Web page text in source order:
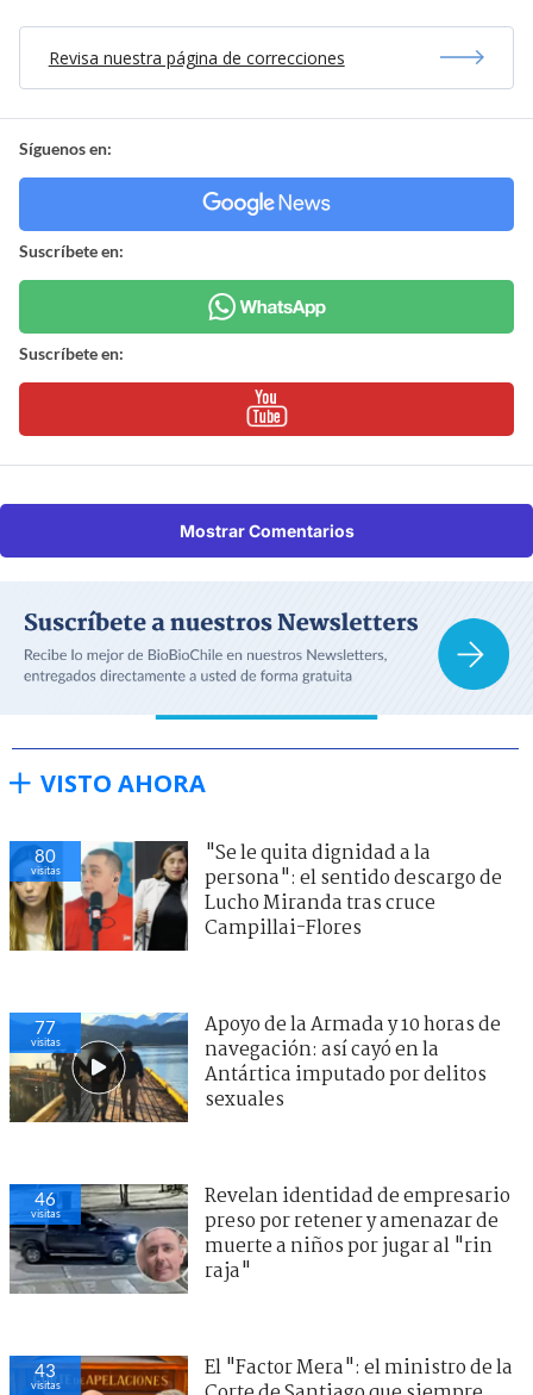
Revisa nuestra página de correcciones
Síguenos en:
Suscríbete en:
Suscríbete en:
Mostrar Comentarios
VISTO AHORA
80
visitas
"Se le quita dignidad a la
persona": el sentido descargo de
Lucho Miranda tras cruce
Campillai-Flores
77
visitas
Apoyo de la Armada y 10 horas de
navegación: así cayó en la
Antártica imputado por delitos
sexuales
46
visitas
Revelan identidad de empresario
preso por retener y amenazar de
muerte a niños por jugar al "rin
raja"
43
visitas
El "Factor Mera": el ministro de la